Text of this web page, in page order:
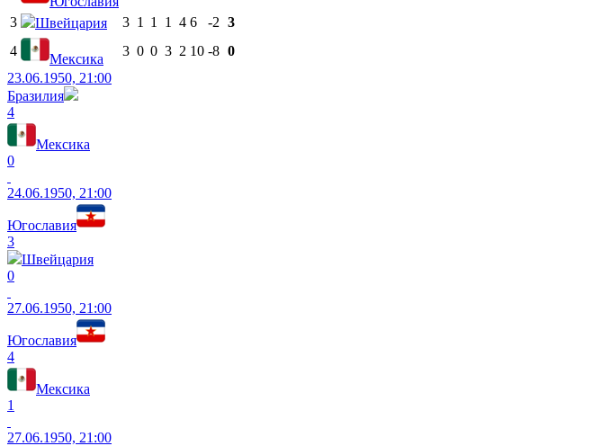
3
Швейцария 3 1 1 1 4 6 -2 3
4
Мексика
3 0 0 3 2 10 -8 0
23.06.1950, 21:00
Бразилия
4
Мексика
0
24.06.1950, 21:00
Югославия
3
Швейцария
0
27.06.1950, 21:00
Югославия
4
Мексика
1
27.06.1950, 21:00